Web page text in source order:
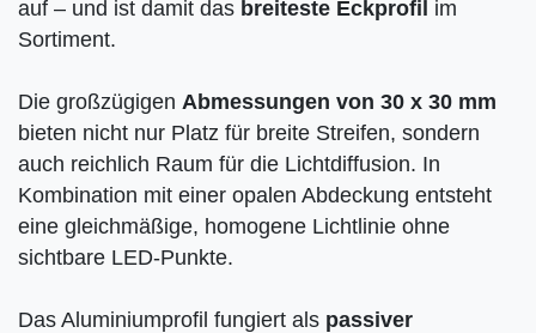
auf – und ist damit das breiteste Eckprofil im
Sortiment.
Die großzügigen Abmessungen von 30 x 30 mm
bieten nicht nur Platz für breite Streifen, sondern
auch reichlich Raum für die Lichtdiffusion. In
Kombination mit einer opalen Abdeckung entsteht
eine gleichmäßige, homogene Lichtlinie ohne
sichtbare LED-Punkte.
Das Aluminiumprofil fungiert als passiver